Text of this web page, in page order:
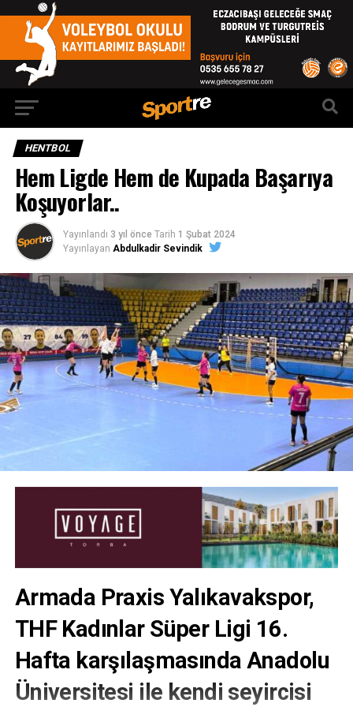
HENTBOL
Hem Ligde Hem de Kupada Başarıya
Koşuyorlar..
Yayınlandı 3 yıl önce Tarih 1 Şubat 2024
Yayınlayan Abdulkadir Sevindik
Armada Praxis Yalıkavakspor,
THF Kadınlar Süper Ligi 16.
Hafta karşılaşmasında Anadolu
Üniversitesi ile kendi seyircisi